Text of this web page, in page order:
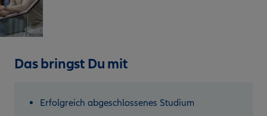
Das bringst Du mit
Erfolgreich abgeschlossenes Studium